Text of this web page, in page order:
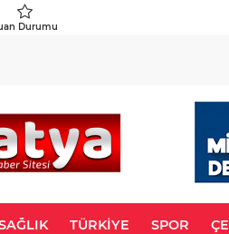
Durumu
TÜRKİYE SPOR